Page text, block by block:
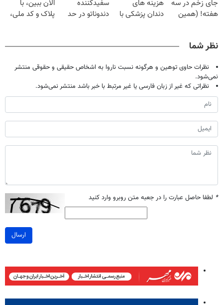
جای زخم در سه
هفته! (همین
هزینه های
دندان پزشکی با
سفیدکننده
دندوناتو در حد
(40%تخفیف)
الان ببین، با
پلاک و کد ملی،
نظر شما
نظرات حاوی توهین و هرگونه نسبت ناروا به اشخاص حقیقی و حقوقی منتشر
نمی‌شود.
نظراتی که غیر از زبان فارسی یا غیر مرتبط با خبر باشد منتشر نمی‌شود.
* لطفا حاصل عبارت را در جعبه متن روبرو وارد کنید
ارسال